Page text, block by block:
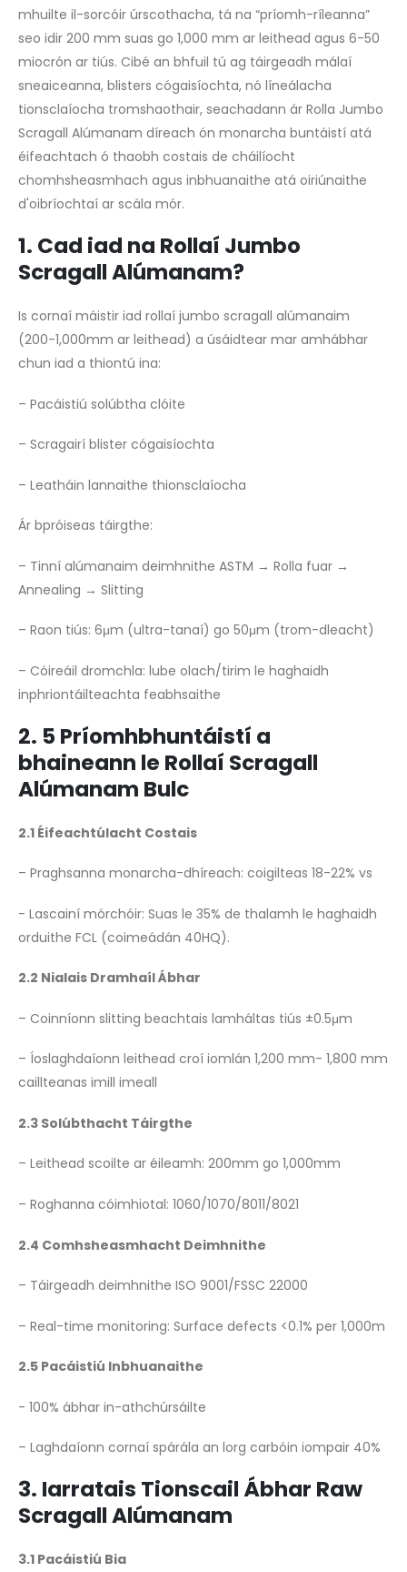
mhuilte il-sorcóir úrscothacha, tá na “príomh-ríleanna”
seo idir 200 mm suas go 1,000 mm ar leithead agus 6-50
miocrón ar tiús. Cibé an bhfuil tú ag táirgeadh málaí
sneaiceanna, blisters cógaisíochta, nó líneálacha
tionsclaíocha tromshaothair, seachadann ár Rolla Jumbo
Scragall Alúmanam díreach ón monarcha buntáistí atá
éifeachtach ó thaobh costais de cháilíocht
chomhsheasmhach agus inbhuanaithe atá oiriúnaithe
d'oibríochtaí ar scála mór.
1. Cad iad na Rollaí Jumbo
Scragall Alúmanam?
Is cornaí máistir iad rollaí jumbo scragall alúmanaim
(200-1,000mm ar leithead) a úsáidtear mar amhábhar
chun iad a thiontú ina:
– Pacáistiú solúbtha clóite
– Scragairí blister cógaisíochta
– Leatháin lannaithe thionsclaíocha
Ár bpróiseas táirgthe:
– Tinní alúmanaim deimhnithe ASTM → Rolla fuar →
Annealing → Slitting
– Raon tiús: 6μm (ultra-tanaí) go 50μm (trom-dleacht)
– Cóireáil dromchla: lube olach/tirim le haghaidh
inphriontáilteachta feabhsaithe
2. 5 Príomhbhuntáistí a
bhaineann le Rollaí Scragall
Alúmanam Bulc
2.1 Éifeachtúlacht Costais
– Praghsanna monarcha-dhíreach: coigilteas 18-22% vs
- Lascainí mórchóir: Suas le 35% de thalamh le haghaidh
orduithe FCL (coimeádán 40HQ).
2.2 Nialais Dramhaíl Ábhar
– Coinníonn slitting beachtais lamháltas tiús ±0.5μm
– Íoslaghdaíonn leithead croí iomlán 1,200 mm- 1,800 mm
caillteanas imill imeall
2.3 Solúbthacht Táirgthe
– Leithead scoilte ar éileamh: 200mm go 1,000mm
– Roghanna cóimhiotal: 1060/1070/8011/8021
2.4 Comhsheasmhacht Deimhnithe
– Táirgeadh deimhnithe ISO 9001/FSSC 22000
– Real-time monitoring: Surface defects <0.1% per 1,000m
2.5 Pacáistiú Inbhuanaithe
- 100% ábhar in-athchúrsáilte
– Laghdaíonn cornaí spárála an lorg carbóin iompair 40%
3. Iarratais Tionscail Ábhar Raw
Scragall Alúmanam
3.1 Pacáistiú Bia